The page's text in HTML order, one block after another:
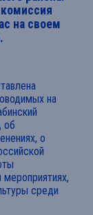
на своем
на
об
о
мероприятиях,
среди